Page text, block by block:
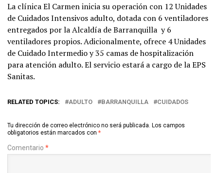
La clínica El Carmen inicia su operación con 12 Unidades
de Cuidados Intensivos adulto, dotada con 6 ventiladores
entregados por la Alcaldía de Barranquilla y 6
ventiladores propios. Adicionalmente, ofrece 4 Unidades
de Cuidado Intermedio y 35 camas de hospitalización
para atención adulto. El servicio estará a cargo de la EPS
Sanitas.
RELATED TOPICS: ADULTO BARRANQUILLA CUIDADOS
Tu dirección de correo electrónico no será publicada. Los campos
obligatorios están marcados con *
Comentario *